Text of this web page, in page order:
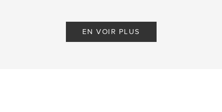
EN VOIR PLUS